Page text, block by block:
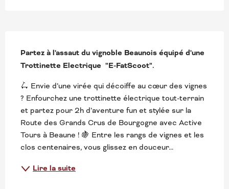
DESCRIPTION
Partez à l'assaut du vignoble Beaunois équipé d'une
Trottinette Electrique  "E-FatScoot".
🛴 Envie d’une virée qui décoiffe au cœur des vignes
? Enfourchez une trottinette électrique tout-terrain
et partez pour 2h d’aventure fun et stylée sur la
Route des Grands Crus de Bourgogne avec Active
Tours à Beaune ! 🍇 Entre les rangs de vignes et les
clos centenaires, vous glissez en douceur...
Lire la suite